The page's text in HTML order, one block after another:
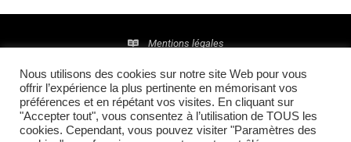
Mentions légales
Politique de confidentialité
© 2016 • Site maintenu et mis à jour parTI(E)GER
COMMUNICATION
Nous utilisons des cookies sur notre site Web pour vous
offrir l’expérience la plus pertinente en mémorisant vos
préférences et en répétant vos visites. En cliquant sur
"Accepter tout", vous consentez à l’utilisation de TOUS les
cookies. Cependant, vous pouvez visiter "Paramètres des